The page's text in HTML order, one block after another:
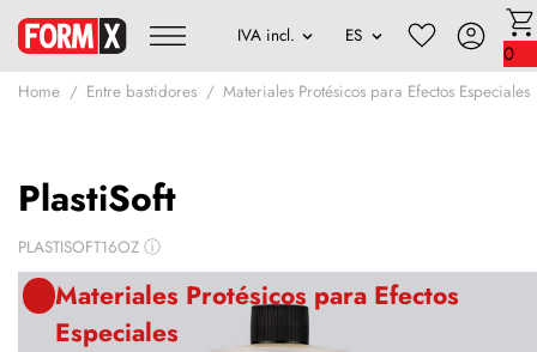
0
Home Entre bastidores Materiales Protésicos para Efectos Especiales
PlastiSoft
PLASTISOFT16OZ ⓘ
Materiales Protésicos para Efectos
Especiales